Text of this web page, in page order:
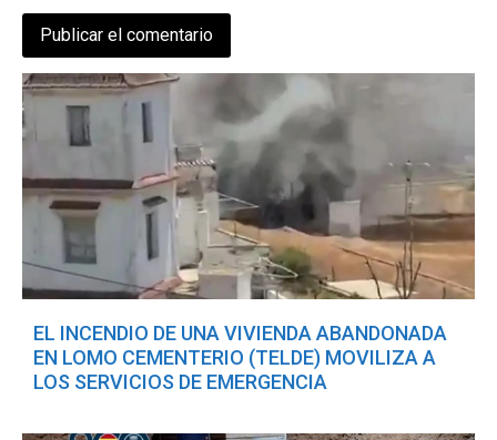
EL INCENDIO DE UNA VIVIENDA ABANDONADA
EN LOMO CEMENTERIO (TELDE) MOVILIZA A
LOS SERVICIOS DE EMERGENCIA